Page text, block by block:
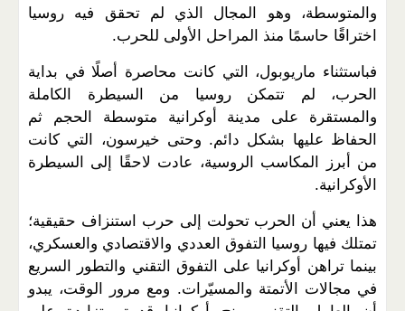
والمتوسطة، وهو المجال الذي لم تحقق فيه روسيا
اختراقًا حاسمًا منذ المراحل الأولى للحرب.
فباستثناء ماريوبول، التي كانت محاصرة أصلًا في بداية
الحرب، لم تتمكن روسيا من السيطرة الكاملة
والمستقرة على مدينة أوكرانية متوسطة الحجم ثم
الحفاظ عليها بشكل دائم. وحتى خيرسون، التي كانت
من أبرز المكاسب الروسية، عادت لاحقًا إلى السيطرة
الأوكرانية.
هذا يعني أن الحرب تحولت إلى حرب استنزاف حقيقية؛
تمتلك فيها روسيا التفوق العددي والاقتصادي والعسكري،
بينما تراهن أوكرانيا على التفوق التقني والتطور السريع
في مجالات الأتمتة والمسيّرات. ومع مرور الوقت، يبدو